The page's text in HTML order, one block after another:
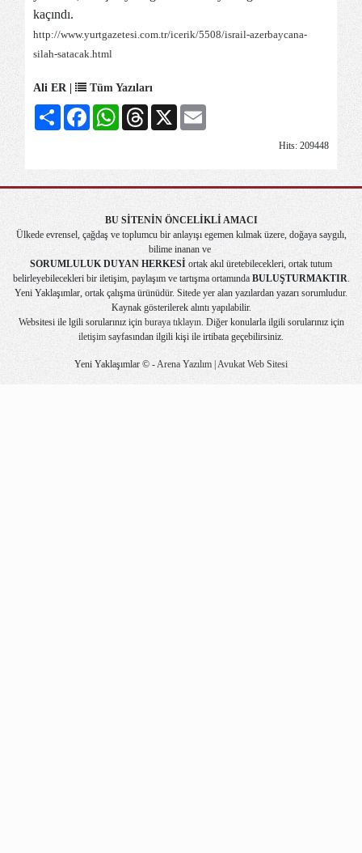
kaçındı.
http://www.yurtgazetesi.com.tr/icerik/5508/israil-azerbaycana-
silah-satacak.html
Ali ER | Tüm Yazıları
Share FacebookWhatsAppThreads
X
Hits: 209448
BU SİTENİN ÖNCELİKLİ AMACI
Ülkede evrensel, çağdaş ve toplumcu bir anlayışı egemen kılmak üzere, doğaya saygılı,
bilime inanan ve
SORUMLULUK DUYAN HERKESİ ortak akıl üretebilecekleri, ortak tutum
belirleyebilecekleri bir iletişim, paylaşım ve tartışma ortamında BULUŞTURMAKTIR
Yeni Yaklaşımlar, ortak çalışma ürünüdür. Sitede yer alan yazılardan yazarı sorumludur.
Kaynak gösterilerek alıntı yapılabilir.
Websitesi ile lgili sorularınız için buraya tıklayın. Diğer konularla ilgili sorularınız için
iletişim sayfasından ilgili kişi ile irtibata geçebilirsiniz.
Yeni Yaklaşımlar © - Arena Yazılım | Avukat Web Sitesi